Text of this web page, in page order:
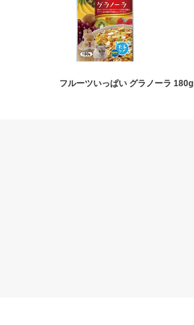
フルーツいっぱい グラノーラ 180g